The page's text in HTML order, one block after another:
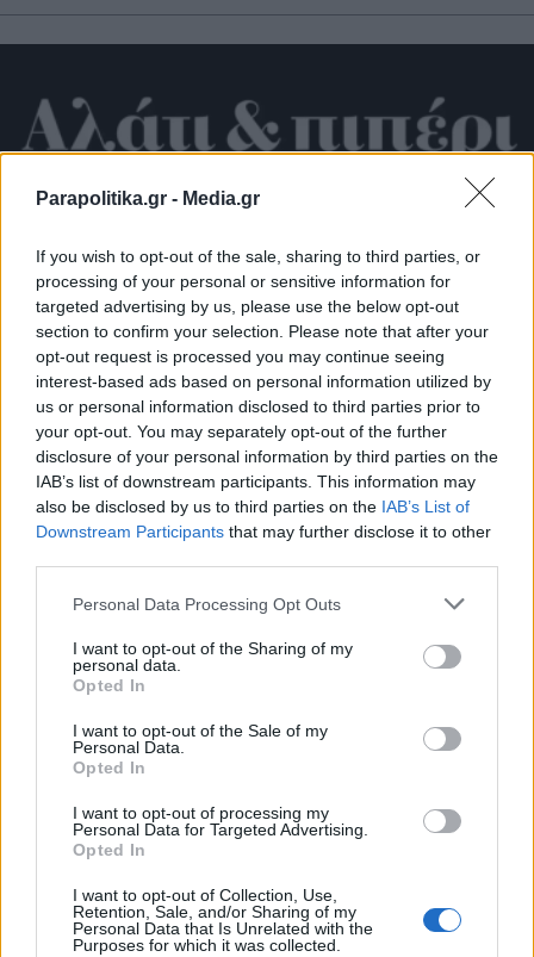
Parapolitika.gr - Media.gr
If you wish to opt-out of the sale, sharing to third parties, or
processing of your personal or sensitive information for
targeted advertising by us, please use the below opt-out
section to confirm your selection. Please note that after your
opt-out request is processed you may continue seeing
interest-based ads based on personal information utilized by
us or personal information disclosed to third parties prior to
your opt-out. You may separately opt-out of the further
disclosure of your personal information by third parties on the
IAB’s list of downstream participants. This information may
also be disclosed by us to third parties on the IAB’s List of
Downstream Participants that may further disclose it to other
Personal Data Processing Opt Outs
I want to opt-out of the Sharing of my
personal data.
Opted In
I want to opt-out of the Sale of my
Personal Data.
Opted In
I want to opt-out of processing my
Personal Data for Targeted Advertising.
Opted In
I want to opt-out of Collection, Use,
Retention, Sale, and/or Sharing of my
Personal Data that Is Unrelated with the
Purposes for which it was collected.
ΠΑΡΑΠΟΛΙΤΙΚΑ 03.02.2026 11:00
ΓΙΩΡΓΟΣ ΚΑΤΣΙΓΙΑΝΝΗΣ
Η νέα "Μεσσηνιακή Γερουσία" και ο
Καραµανλής του 1998, ο Ευάγγελος
μπροστά στον καθρέφτη και οι
περιφερόμενοι ασκόπως
Εγγραφή στο newsletter
Αποδέχομαι τους
και την πολιτική απορρήτου
X